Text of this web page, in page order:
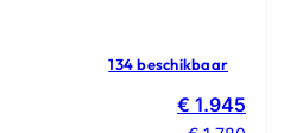
134 beschikbaar
€ 1.945